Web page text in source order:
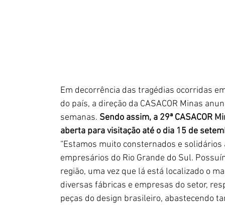
Em decorrência das tragédias ocorridas
do país, a direção da CASACOR Minas
semanas. Sendo assim, a 29ª CASACOR
aberta para visitação até o dia 15 de
“Estamos muito consternados e
empresários do Rio Grande do Sul.
região, uma vez que lá está localizado o
diversas fábricas e empresas do setor,
peças do design brasileiro, abastecendo